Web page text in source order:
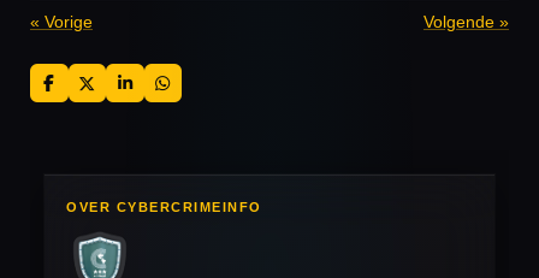
« Vorige Volgende »
D
e
D
e
S
h
D
e
OVER CYBERCRIMEINFO